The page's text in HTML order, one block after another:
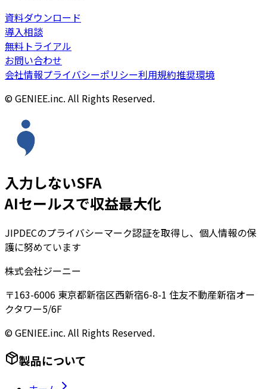
資料ダウンロード
導入相談
無料トライアル
お問い合わせ
会社情報プライバシーポリシー利用規約推奨環境
© GENIEE.inc. All Rights Reserved.
入力しないSFA
AIセールスで収益最大化
JIPDECのプライバシーマーク認証を取得し、個人情報の保
護に努めています
株式会社ジーニー
〒163-6006 東京都新宿区西新宿6-8-1 住友不動産新宿オー
クタワー5/6F
© GENIEE.inc. All Rights Reserved.
製品について